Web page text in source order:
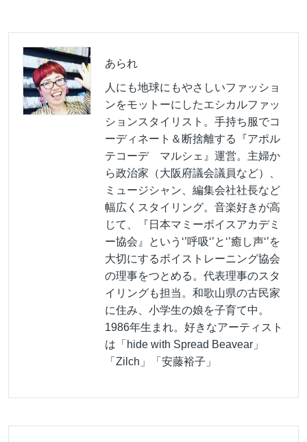
あられ
人にも地球にもやさしいファッショ
ンをモットーにしたエシカルファッ
ションスタイリスト。手持ち服でコ
ーディネート＆断捨離する『アポル
テコーデ マルシェ』運営。主婦か
ら政治家（大阪府議会議員など）、
ミュージシャン、編集会社社長など
幅広くスタイリング。音楽好きが高
じて、『日本マミーボイスアカデミ
ー協会』という‘’呼吸‘’と‘’癒し声‘’を
大切にするボイストレーニング協会
の理事をつとめる。代表理事のスタ
イリングも担当。和歌山県の古民家
に住み、小学生の娘を子育て中。
1986年生まれ。好きなアーティスト
は「hide with Spread Beavear」
「Zilch」「安藤裕子」